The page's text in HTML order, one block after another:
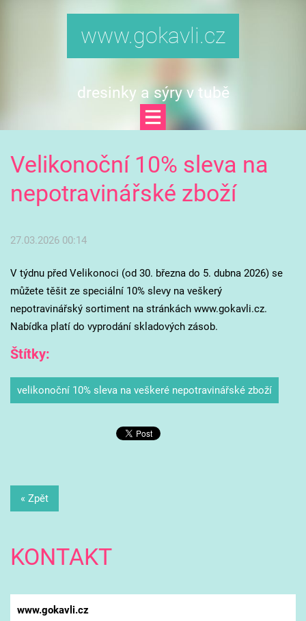
www.gokavli.cz
dresinky a sýry v tubě
Velikonoční 10% sleva na
nepotravinářské zboží
27.03.2026 00:14
V týdnu před Velikonoci (od 30. března do 5. dubna 2026) se
můžete těšit ze speciální 10% slevy na veškerý
nepotravinářský sortiment na stránkách www.gokavli.cz.
Nabídka platí do vyprodání skladových zásob.
Štítky:
velikonoční 10% sleva na veškeré nepotravinářské zboží
« Zpět
KONTAKT
www.gokavli.cz